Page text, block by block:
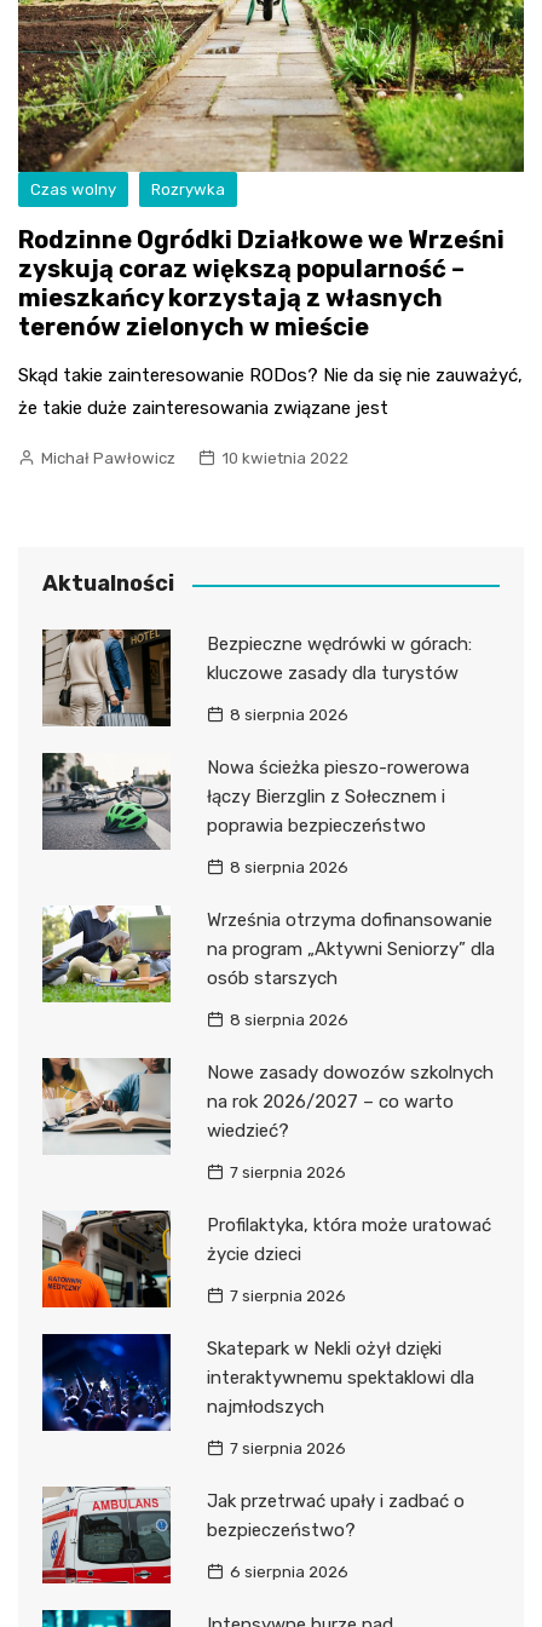
Czas wolny Rozrywka
Rodzinne Ogródki Działkowe we Wrześni
zyskują coraz większą popularność –
mieszkańcy korzystają z własnych
terenów zielonych w mieście
Skąd takie zainteresowanie RODos? Nie da się nie zauważyć,
że takie duże zainteresowania związane jest
Michał Pawłowicz 10 kwietnia 2022
Aktualności
Bezpieczne wędrówki w górach:
kluczowe zasady dla turystów
8 sierpnia 2026
Nowa ścieżka pieszo-rowerowa
łączy Bierzglin z Sołecznem i
poprawia bezpieczeństwo
8 sierpnia 2026
Września otrzyma dofinansowanie
na program „Aktywni Seniorzy” dla
osób starszych
8 sierpnia 2026
Nowe zasady dowozów szkolnych
na rok 2026/2027 – co warto
wiedzieć?
7 sierpnia 2026
Profilaktyka, która może uratować
życie dzieci
7 sierpnia 2026
Skatepark w Nekli ożył dzięki
interaktywnemu spektaklowi dla
najmłodszych
7 sierpnia 2026
Jak przetrwać upały i zadbać o
bezpieczeństwo?
6 sierpnia 2026